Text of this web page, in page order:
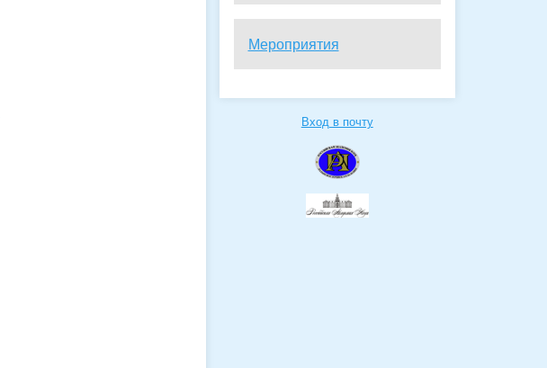
Мероприятия
Вход в почту